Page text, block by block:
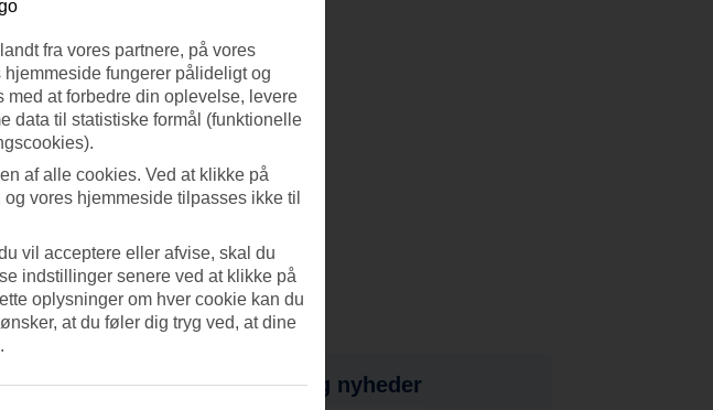
Få tilbud, tips og nyheder
fra vores partnere, på vores
fungerer pålideligt og
at forbedre din oplevelse, levere
data til statistiske formål (funktionelle
af alle cookies. Ved at klikke på
vores hjemmeside tilpasses ikke til
vil acceptere eller afvise, skal du
indstillinger senere ved at klikke på
oplysninger om hver cookie kan du
at du føler dig tryg ved, at dine
.